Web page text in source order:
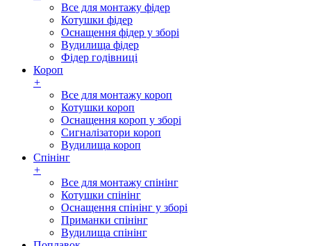
Все для монтажу фідер
Котушки фідер
Оснащення фідер у зборі
Вудилища фідер
Фідер годівниці
Короп
+
Все для монтажу короп
Котушки короп
Оснащення короп у зборі
Сигналізатори короп
Вудилища короп
Спінінг
+
Все для монтажу спінінг
Котушки спінінг
Оснащення спінінг у зборі
Приманки спінінг
Вудилища спінінг